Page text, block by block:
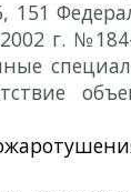
151
г.